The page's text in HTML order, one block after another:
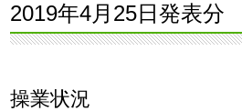
2019年4月25日発表分
操業状況